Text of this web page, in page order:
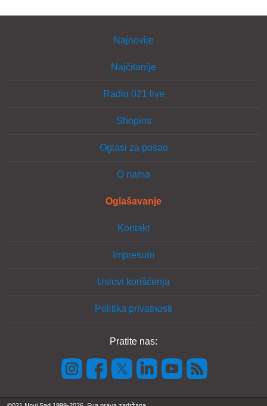
Najnovije
Najčitanije
Radio 021 live
Shopins
Oglasi za posao
O nama
Oglašavanje
Kontakt
Impresum
Uslovi korišćenja
Politika privatnosti
Pratite nas: